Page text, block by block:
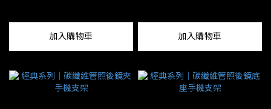
加入購物車 加入購物車